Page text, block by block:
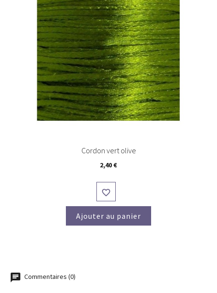
Cordon vert olive
Prix
2,40 €

Ajouter au panier
Commentaires (0)